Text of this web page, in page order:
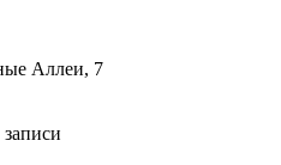
Аллеи, 7